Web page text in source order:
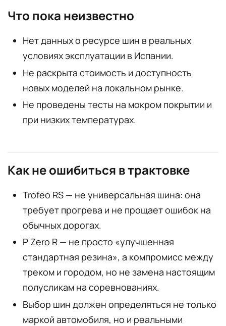
Что пока неизвестно
Нет данных о ресурсе шин в реальных
условиях эксплуатации в Испании.
Не раскрыта стоимость и доступность
новых моделей на локальном рынке.
Не проведены тесты на мокром покрытии и
при низких температурах.
Как не ошибиться в трактовке
Trofeo RS — не универсальная шина: она
требует прогрева и не прощает ошибок на
обычных дорогах.
P Zero R — не просто «улучшенная
стандартная резина», а компромисс между
треком и городом, но не замена настоящим
полусликам на соревнованиях.
Выбор шин должен определяться не только
маркой автомобиля, но и реальными